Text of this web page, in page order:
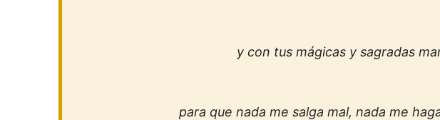
y con tus mágicas y sagradas
para que nada me salga mal, nada me